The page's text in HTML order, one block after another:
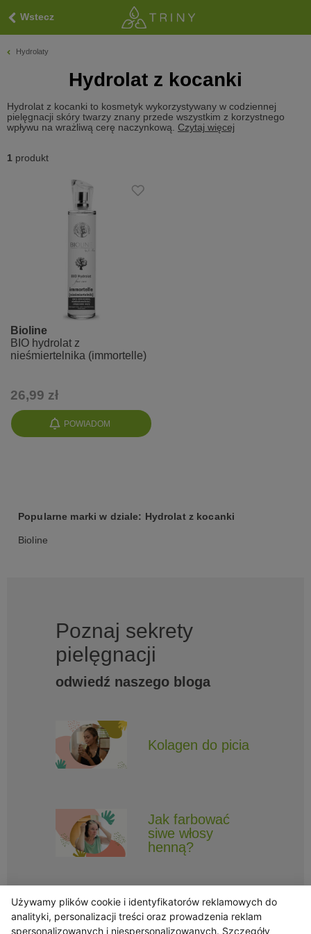
Wstecz
Hydrolaty
Hydrolat z kocanki
Hydrolat z kocanki to kosmetyk wykorzystywany w codziennej
pielęgnacji skóry twarzy znany przede wszystkim z korzystnego
wpływu na wrażliwą cerę naczynkową. Czytaj więcej
1 produkt
POWIADOM
Bioline
BIO hydrolat z
nieśmiertelnika (immortelle)
26,99 zł
Popularne marki w dziale: Hydrolat z kocanki
Bioline
Poznaj sekrety
pielęgnacji
odwiedź naszego bloga
Kolagen do picia
Jak farbować
siwe włosy
henną?
Używamy plików cookie i identyfikatorów reklamowych do
analityki, personalizacji treści oraz prowadzenia reklam
spersonalizowanych i niespersonalizowanych. Szczegóły